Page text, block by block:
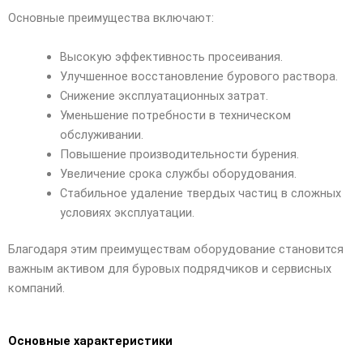
Основные преимущества включают:
Высокую эффективность просеивания.
Улучшенное восстановление бурового раствора.
Снижение эксплуатационных затрат.
Уменьшение потребности в техническом
обслуживании.
Повышение производительности бурения.
Увеличение срока службы оборудования.
Стабильное удаление твердых частиц в сложных
условиях эксплуатации.
Благодаря этим преимуществам оборудование становится
важным активом для буровых подрядчиков и сервисных
компаний.
Основные характеристики